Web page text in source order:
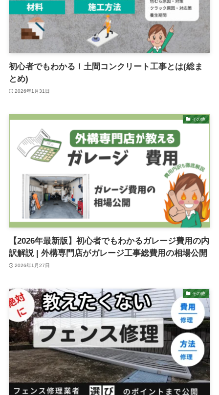
初心者でもわかる！土間コンクリート工事とは(総ま
とめ)
2026年1月31日
その他
【2026年最新版】初心者でもわかるガレージ費用の内
訳解説 | 外構専門店がガレージ工事総費用の相場公開
2026年1月27日
その他